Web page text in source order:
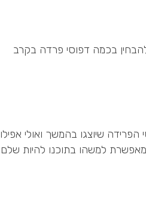
בכמה דפוסי פרדה בקרב
שיוצגו בהמשך ואולי אפילו
למשהו בתוכנו להיות שלם